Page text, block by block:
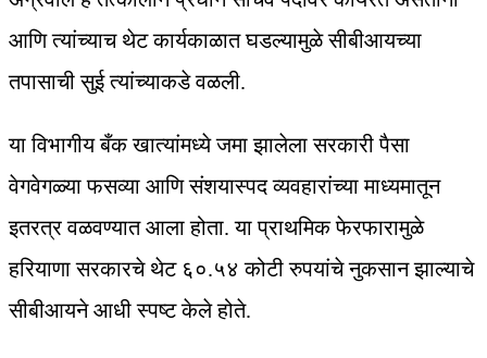
आणि त्यांच्याच थेट कार्यकाळात घडल्यामुळे सीबीआयच्या
तपासाची सुई त्यांच्याकडे वळली.
या विभागीय बँक खात्यांमध्ये जमा झालेला सरकारी पैसा
वेगवेगळ्या फसव्या आणि संशयास्पद व्यवहारांच्या माध्यमातून
इतरत्र वळवण्यात आला होता. या प्राथमिक फेरफारामुळे
हरियाणा सरकारचे थेट ६०.५४ कोटी रुपयांचे नुकसान झाल्याचे
सीबीआयने आधी स्पष्ट केले होते.